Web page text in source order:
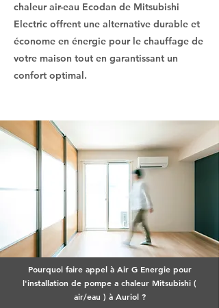
chaleur air-eau Ecodan de Mitsubishi
Electric offrent une alternative durable et
économe en énergie pour le chauffage de
votre maison tout en garantissant un
confort optimal.
Pourquoi faire appel à Air G Energie pour
l'installation de pompe a chaleur Mitsubishi (
air/eau ) à Auriol ?